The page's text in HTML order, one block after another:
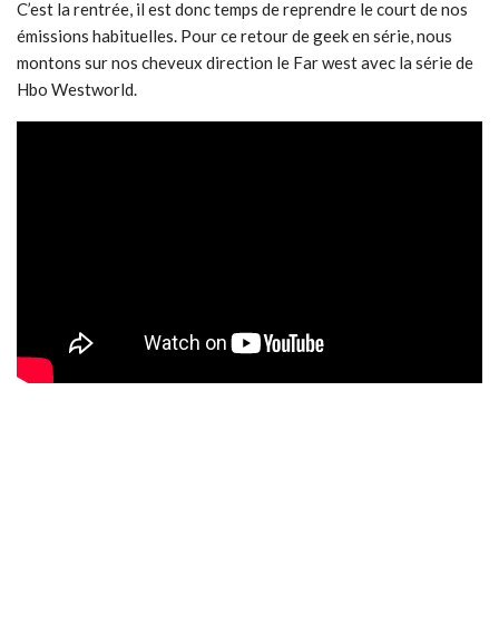
C’est la rentrée, il est donc temps de reprendre le court de nos
émissions habituelles. Pour ce retour de geek en série, nous
montons sur nos cheveux direction le Far west avec la série de
Hbo Westworld.